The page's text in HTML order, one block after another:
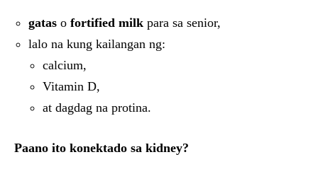
gatas o fortified milk para sa senior,
lalo na kung kailangan ng:
calcium,
Vitamin D,
at dagdag na protina.
Paano ito konektado sa kidney?